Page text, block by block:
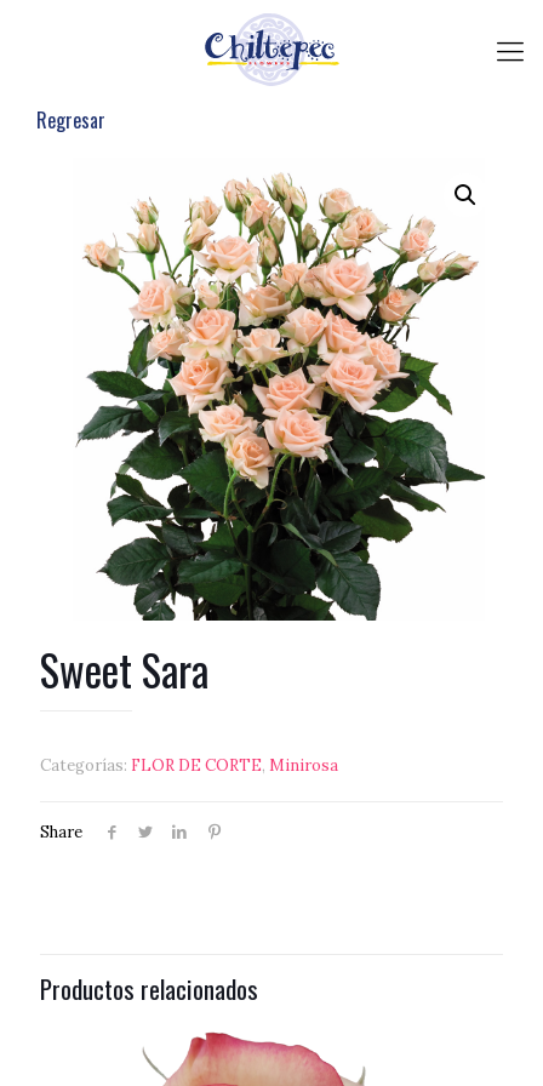
Regresar
Sweet Sara
Categorías: FLOR DE CORTE, Minirosa
Share
Productos relacionados